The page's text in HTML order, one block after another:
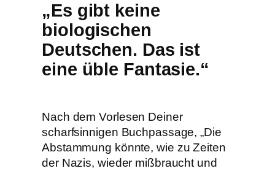
„Es gibt keine
biologischen
Deutschen. Das ist
eine üble Fantasie.“
Nach dem Vorlesen Deiner
scharfsinnigen Buchpassage, „Die
Abstammung könnte, wie zu Zeiten
der Nazis, wieder mißbraucht und